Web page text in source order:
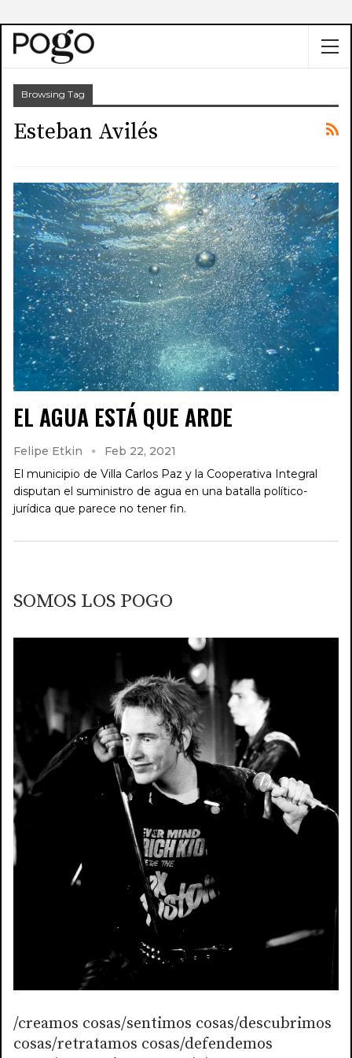
Browsing Tag
Esteban Avilés
EL AGUA ESTÁ QUE ARDE
Felipe Etkin
Feb 22, 2021
El municipio de Villa Carlos Paz y la Cooperativa Integral
disputan el suministro de agua en una batalla político-
jurídica que parece no tener fin.
SOMOS LOS POGO
/creamos cosas/sentimos cosas/descubrimos
cosas/retratamos cosas/defendemos